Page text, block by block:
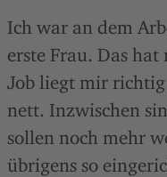
Ich war an dem
erste Frau. Das
Job liegt mir
nett. Inzwischen
sollen noch mehr
übrigens so